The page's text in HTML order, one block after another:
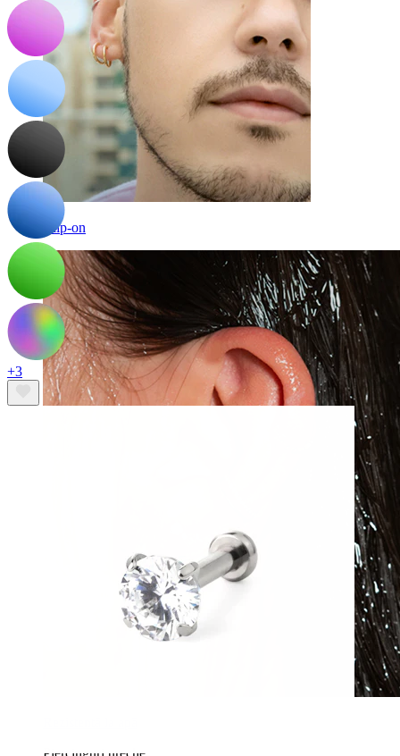
Clip-on
Piercinguri ureche
+3